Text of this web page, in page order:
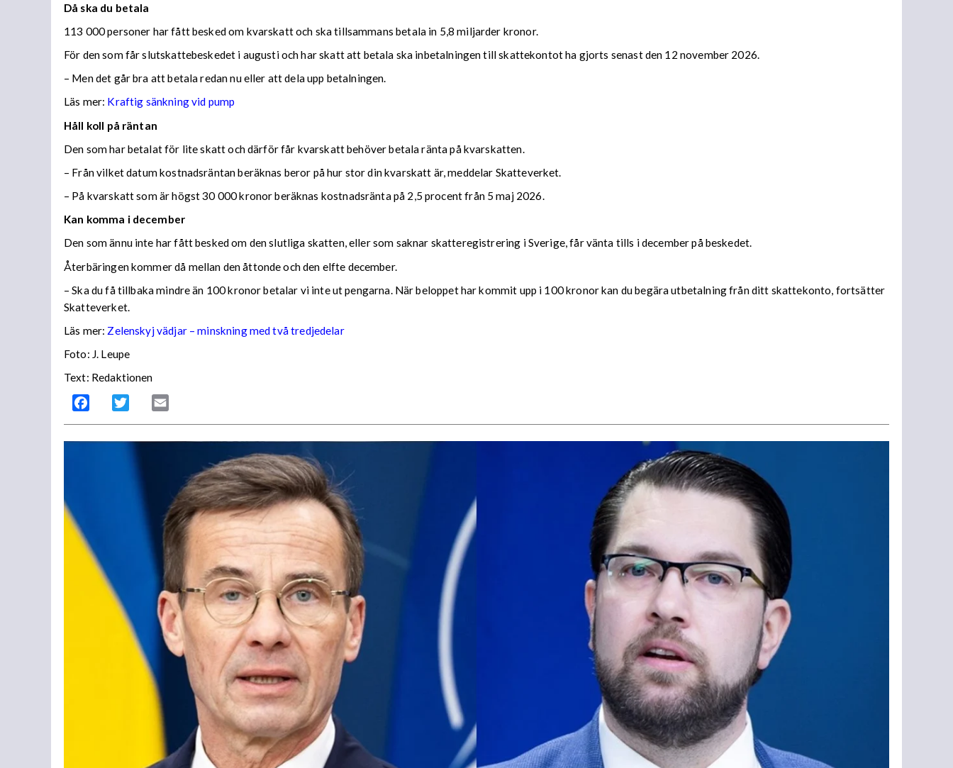
Då ska du betala
113 000 personer har fått besked om kvarskatt och ska tillsammans betala in 5,8 miljarder kronor.
För den som får slutskattebeskedet i augusti och har skatt att betala ska inbetalningen till skattekontot ha gjorts senast den 12 november 2026.
– Men det går bra att betala redan nu eller att dela upp betalningen.
Läs mer: Kraftig sänkning vid pump
Håll koll på räntan
Den som har betalat för lite skatt och därför får kvarskatt behöver betala ränta på kvarskatten.
– Från vilket datum kostnadsräntan beräknas beror på hur stor din kvarskatt är, meddelar Skatteverket.
– På kvarskatt som är högst 30 000 kronor beräknas kostnadsränta på 2,5 procent från 5 maj 2026.
Kan komma i december
Den som ännu inte har fått besked om den slutliga skatten, eller som saknar skatteregistrering i Sverige, får vänta tills i december på beskedet.
Återbäringen kommer då mellan den åttonde och den elfte december.
– Ska du få tillbaka mindre än 100 kronor betalar vi inte ut pengarna. När beloppet har kommit upp i 100 kronor kan du begära utbetalning från ditt skattekonto, fortsätter
Skatteverket.
Läs mer: Zelenskyj vädjar – minskning med två tredjedelar
Foto: J. Leupe
Text: Redaktionen
Facebook Twitter